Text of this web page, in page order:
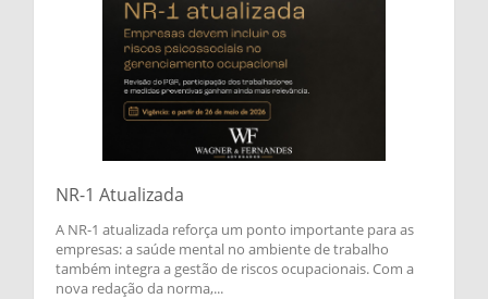
NR-1 Atualizada
A NR-1 atualizada reforça um ponto importante para as
empresas: a saúde mental no ambiente de trabalho
também integra a gestão de riscos ocupacionais. Com a
nova redação da norma,...